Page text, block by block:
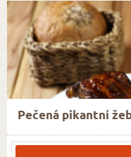
Pečená pikantní